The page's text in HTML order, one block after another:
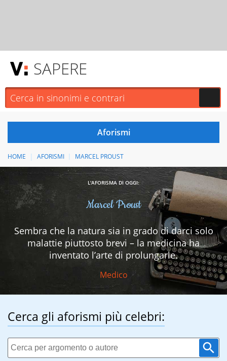
SAPERE
HOME AFORISMI MARCEL PROUST
L'AFORISMA DI OGGI:
Marcel Proust
Sembra che la natura sia in grado di darci solo
malattie piuttosto brevi – la medicina ha
inventato l’arte di prolungarle.
Medico
Cerca gli aforismi più celebri: